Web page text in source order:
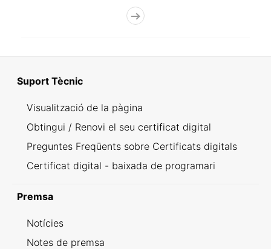
Suport Tècnic
Visualització de la pàgina
Obtingui / Renovi el seu certificat digital
Preguntes Freqüents sobre Certificats digitals
Certificat digital - baixada de programari
Premsa
Notícies
Notes de premsa